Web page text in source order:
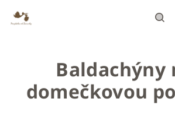
obsah
Baldachýny
domečkovou